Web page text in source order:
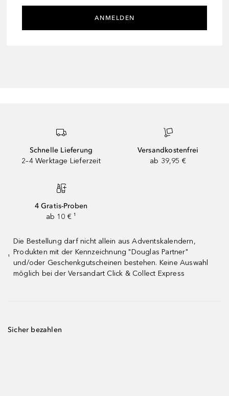
ANMELDEN
Schnelle Lieferung
2–4 Werktage Lieferzeit
Versandkostenfrei
ab 39,95 €
4 Gratis-Proben
ab 10 € ¹
¹
Die Bestellung darf nicht allein aus Adventskalendern,
Produkten mit der Kennzeichnung "Douglas Partner"
und/oder Geschenkgutscheinen bestehen. Keine Auswahl
möglich bei der Versandart Click & Collect Express
Sicher bezahlen